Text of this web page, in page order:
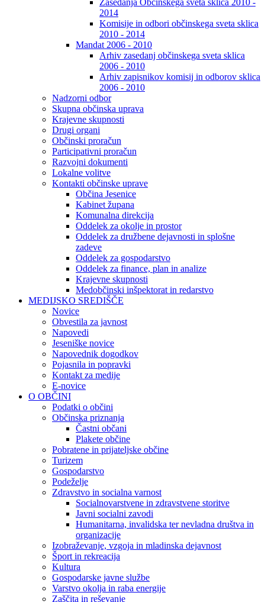
2014
Komisije in odbori občinskega sveta sklica
2010 - 2014
Mandat 2006 - 2010
Arhiv zasedanj občinskega sveta sklica
2006 - 2010
Arhiv zapisnikov komisij in odborov sklica
2006 - 2010
Nadzorni odbor
Skupna občinska uprava
Krajevne skupnosti
Drugi organi
Občinski proračun
Participativni proračun
Razvojni dokumenti
Lokalne volitve
Kontakti občinske uprave
Občina Jesenice
Kabinet župana
Komunalna direkcija
Oddelek za okolje in prostor
Oddelek za družbene dejavnosti in splošne
zadeve
Oddelek za gospodarstvo
Oddelek za finance, plan in analize
Krajevne skupnosti
Medobčinski inšpektorat in redarstvo
MEDIJSKO SREDIŠČE
Novice
Obvestila za javnost
Napovedi
Jeseniške novice
Napovednik dogodkov
Pojasnila in popravki
Kontakt za medije
E-novice
O OBČINI
Podatki o občini
Občinska priznanja
Častni občani
Plakete občine
Pobratene in prijateljske občine
Turizem
Gospodarstvo
Podeželje
Zdravstvo in socialna varnost
Socialnovarstvene in zdravstvene storitve
Javni socialni zavodi
Humanitarna, invalidska ter nevladna društva in
organizacije
Izobraževanje, vzgoja in mladinska dejavnost
Šport in rekreacija
Kultura
Gospodarske javne službe
Varstvo okolja in raba energije
Zaščita in reševanje